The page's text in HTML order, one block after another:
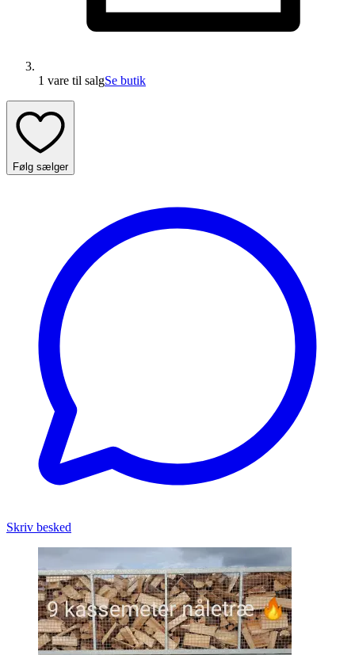
1 vare til salgSe butik
Følg sælger
Skriv besked